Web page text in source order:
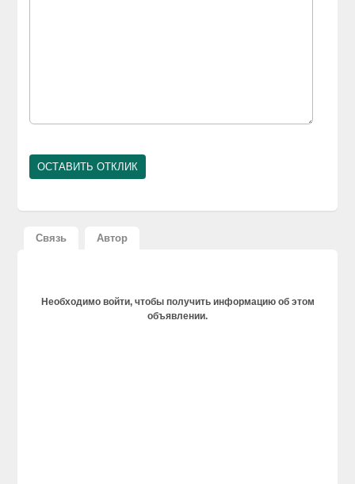
Связь Автор
Необходимо войти, чтобы получить информацию об этом
объявлении.